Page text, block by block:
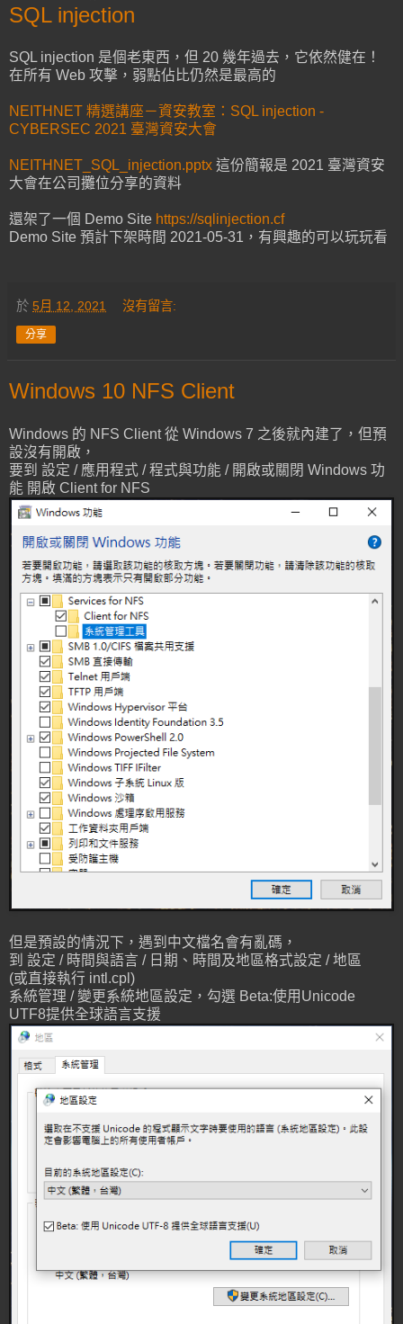
SQL injection
SQL injection 是個老東西，但 20 幾年過去，它依然健在！
在所有 Web 攻擊，弱點佔比仍然是最高的
NEITHNET 精選講座－資安教室：SQL injection -
CYBERSEC 2021 臺灣資安大會
NEITHNET_SQL_injection.pptx 這份簡報是 2021 臺灣資安
大會在公司攤位分享的資料
還架了一個 Demo Site https://sqlinjection.cf
Demo Site 預計下架時間 2021-05-31，有興趣的可以玩玩看
於 5月 12, 2021 沒有留言:
分享
Windows 10 NFS Client
Windows 的 NFS Client 從 Windows 7 之後就內建了，但預
設沒有開啟，
要到 設定 / 應用程式 / 程式與功能 / 開啟或關閉 Windows 功
能 開啟 Client for NFS
但是預設的情況下，遇到中文檔名會有亂碼，
到 設定 / 時間與語言 / 日期、時間及地區格式設定 / 地區
(或直接執行 intl.cpl)
系統管理 / 變更系統地區設定，勾選 Beta:使用Unicode
UTF8提供全球語言支援